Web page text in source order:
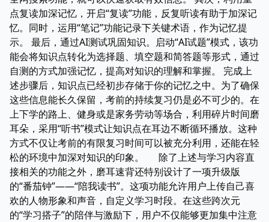
点复读加深记忆，开启“复读”功能，反复听读有助于加深记
忆。同时，运用“笔记”功能记录下关键术语，作为记忆提
示。 最后，通过AI测试巩固知识。启动“AI试题”模式，该功
能会将知识点转化为选择题、填空题和简答题等形式，通过
自测的方式加强记忆，提高对知识的理解和掌握。 完成上
述步骤后，知识点已经初步存储于你的记忆之中。为了确保
这些信息能长久保留，考前的持续复习仍是必不可少的。在
上下学的路上、健身或是家务劳动等场合，利用碎片时间磨
耳朵，采用“听书”模式让知识点在耳边不断循环播放。这种
方式不仅让考前的有限复习时间可以被充分利用，还能在轻
松的环境中加深对知识的印象。 除了上述与学习内容直
接相关的功能之外，磨耳速背还特别设计了一项升级版
的“番茄钟”——“陪我读书”。这项功能允许用户上传自己喜
欢的人物形象和声音，自定义学习时段。在这些跨次元
的“学习搭子”的陪伴与激励下，用户不仅能够更加集中注意